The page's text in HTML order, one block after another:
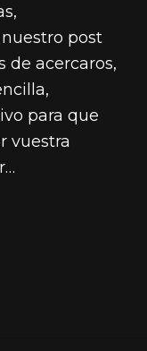
post
de acercaros,
para que
vuestra